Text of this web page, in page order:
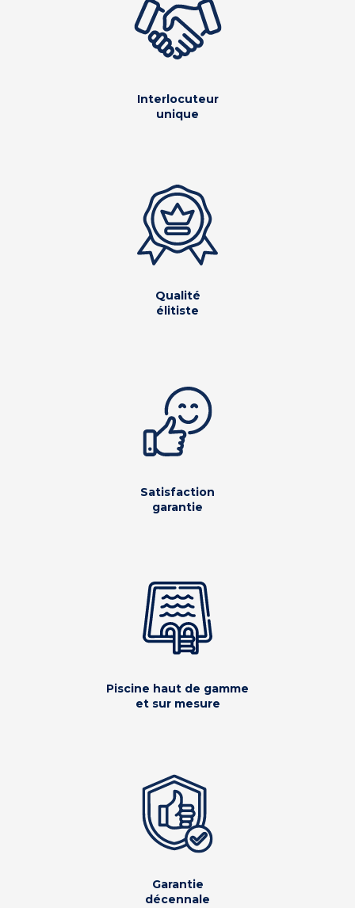
Interlocuteur
unique
Qualité
élitiste
Satisfaction
garantie
Piscine haut de gamme
et sur mesure
Garantie
décennale